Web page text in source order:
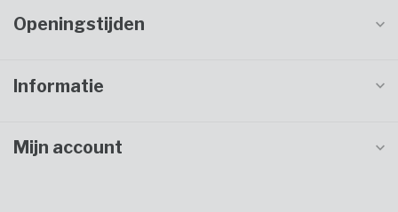
Openingstijden
Informatie
Mijn account